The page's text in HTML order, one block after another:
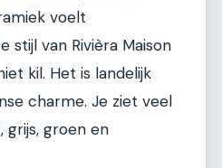
voelt
stijl van Rivièra Maison
kil. Het is landelijk
charme. Je ziet veel
grijs, groen en